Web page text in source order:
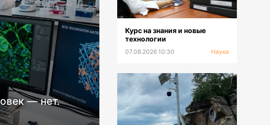
— нет.
Курс на знания и новые
технологии
07.08.2026 10:30 Наука